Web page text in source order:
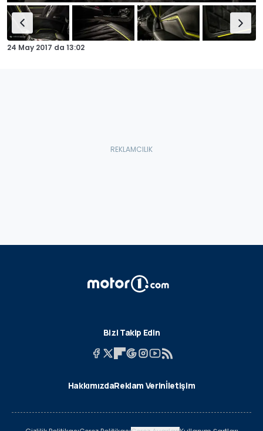
24 May 2017 da 13:02
Bizi Takip Edin
HakkımızdaReklam Verinİletişim